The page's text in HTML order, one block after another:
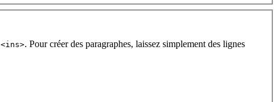
<ins>. Pour créer des paragraphes, laissez simplement des lignes